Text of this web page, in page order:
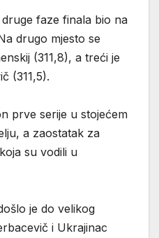
faze finala bio na
drugo mjesto se
(311,8), a treći je
(311,5).
prve serije u stojećem
a zaostatak za
su vodili u
je do velikog
i Ukrajinac